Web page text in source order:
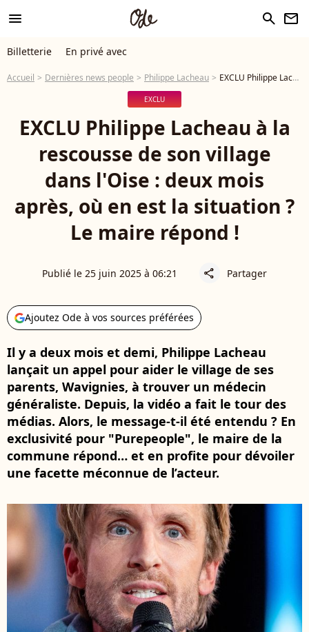
menu search newsletter
Billetterie En privé avec
Accueil Dernières news people Philippe Lacheau EXCLU Philippe Lacheau à la rescousse de son village dans l'Oise : deux mois après, où en est la situation ? Le maire répond !
EXCLU
EXCLU Philippe Lacheau à la
rescousse de son village
dans l'Oise : deux mois
après, où en est la situation ?
Le maire répond !
Publié le 25 juin 2025 à 06:21 share Partager
Ajoutez Ode à vos sources préférées
Il y a deux mois et demi, Philippe Lacheau
lançait un appel pour aider le village de ses
parents, Wavignies, à trouver un médecin
généraliste. Depuis, la vidéo a fait le tour des
médias. Alors, le message-t-il été entendu ? En
exclusivité pour "Purepeople", le maire de la
commune répond… et en profite pour dévoiler
une facette méconnue de l’acteur.